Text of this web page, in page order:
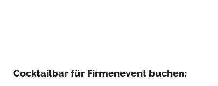
Cocktailbar für Firmenevent buchen: